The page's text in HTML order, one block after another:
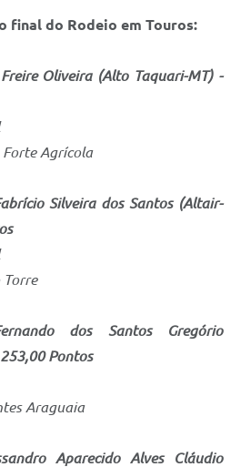
final do Rodeio em Touros:
Oliveira (Alto Taquari-MT) -
Agrícola
Silveira dos Santos (Altair-
Torre
dos Santos Gregório
Pontos
Araguaia
Aparecido Alves Cláudio